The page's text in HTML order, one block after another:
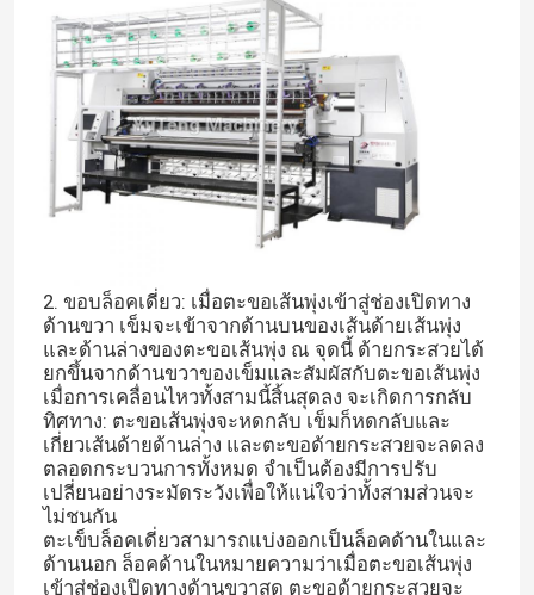
2. ขอบล็อคเดี่ยว: เมื่อตะขอเส้นพุ่งเข้าสู่ช่องเปิดทาง
ด้านขวา เข็มจะเข้าจากด้านบนของเส้นด้ายเส้นพุ่ง
และด้านล่างของตะขอเส้นพุ่ง ณ จุดนี้ ด้ายกระสวยได้
ยกขึ้นจากด้านขวาของเข็มและสัมผัสกับตะขอเส้นพุ่ง
เมื่อการเคลื่อนไหวทั้งสามนี้สิ้นสุดลง จะเกิดการกลับ
ทิศทาง: ตะขอเส้นพุ่งจะหดกลับ เข็มก็หดกลับและ
เกี่ยวเส้นด้ายด้านล่าง และตะขอด้ายกระสวยจะลดลง
ตลอดกระบวนการทั้งหมด จำเป็นต้องมีการปรับ
เปลี่ยนอย่างระมัดระวังเพื่อให้แน่ใจว่าทั้งสามส่วนจะ
ไม่ชนกัน
ตะเข็บล็อคเดี่ยวสามารถแบ่งออกเป็นล็อคด้านในและ
ด้านนอก ล็อคด้านในหมายความว่าเมื่อตะขอเส้นพุ่ง
เข้าสู่ช่องเปิดทางด้านขวาสุด ตะขอด้ายกระสวยจะ